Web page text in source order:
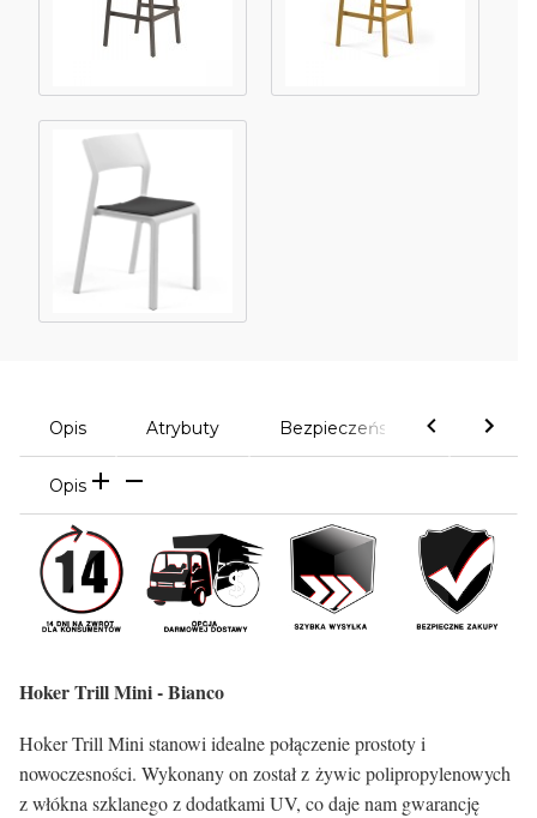
Opis Atrybuty Bezpieczeństwo
Opis
Hoker Trill Mini - Bianco
Hoker Trill Mini stanowi idealne połączenie prostoty i
nowoczesności. Wykonany on został z żywic polipropylenowych
z włókna szklanego z dodatkami UV, co daje nam gwarancję